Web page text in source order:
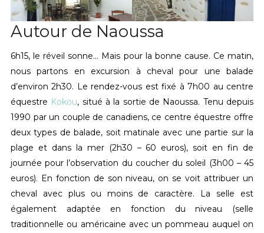
Autour de Naoussa
6h15, le réveil sonne… Mais pour la bonne cause. Ce matin,
nous partons en excursion à cheval pour une balade
d’environ 2h30. Le rendez-vous est fixé à 7h00 au centre
équestre Kokou, situé à la sortie de Naoussa. Tenu depuis
1990 par un couple de canadiens, ce centre équestre offre
deux types de balade, soit matinale avec une partie sur la
plage et dans la mer (2h30 – 60 euros), soit en fin de
journée pour l’observation du coucher du soleil (3h00 – 45
euros). En fonction de son niveau, on se voit attribuer un
cheval avec plus ou moins de caractère. La selle est
également adaptée en fonction du niveau (selle
traditionnelle ou américaine avec un pommeau auquel on